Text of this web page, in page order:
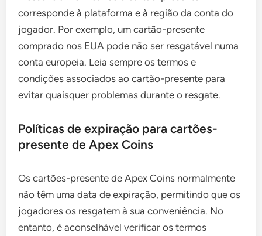
corresponde à plataforma e à região da conta do
jogador. Por exemplo, um cartão-presente
comprado nos EUA pode não ser resgatável numa
conta europeia. Leia sempre os termos e
condições associados ao cartão-presente para
evitar quaisquer problemas durante o resgate.
Políticas de expiração para cartões-
presente de Apex Coins
Os cartões-presente de Apex Coins normalmente
não têm uma data de expiração, permitindo que os
jogadores os resgatem à sua conveniência. No
entanto, é aconselhável verificar os termos